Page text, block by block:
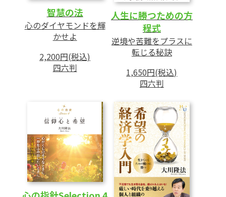
1 大きな視野で、自分を見つめ直せ
2 「生物界の法則」に流されない努力を
3 人物を見抜く簡単な方法
4 立場相応に「公人」としての自覚を
5 人類に「徳とは何か」を示した四大聖人
6 徳ある者となるために
第4章 敗れざる者
――この世での勝ち負けを超える生き方
1 なぜ、真理は理解されにくいのか
2 「理性」への信仰を立てた近代
3 釈迦の出家と祖国の滅亡
4 この世で理不尽なことが起きる理由
智慧の法
心のダイヤモンドを輝
かせよ
2,200円(税込)
四六判
人生に勝つための方
程式
逆境や苦難をプラスに
転じる秘訣
1,650円(税込)
四六判